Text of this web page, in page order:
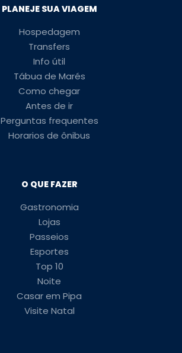
PLANEJE SUA VIAGEM
Hospedagem
Transfers
Info útil
Tábua de Marés
Como chegar
Antes de ir
Perguntas frequentes
Horarios de ônibus
O QUE FAZER
Gastronomia
Lojas
Passeios
Esportes
Top 10
Noite
Casar em Pipa
Visite Natal